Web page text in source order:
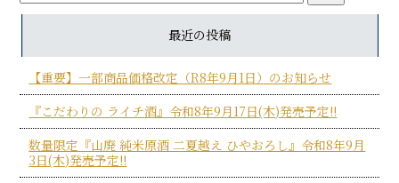
最近の投稿
【重要】一部商品価格改定（R8年9月1日）のお知らせ
『こだわりの ライチ酒』令和8年9月17日(木)発売予定!!
数量限定『山廃 純米原酒 二夏越え ひやおろし』令和8年9月
3日(木)発売予定!!